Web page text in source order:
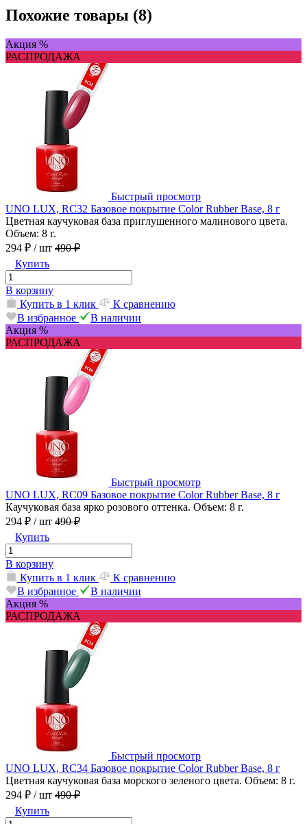
Похожие товары (8)
Акция %
РАСПРОДАЖА
Быстрый просмотр
UNO LUX, RC32 Базовое покрытие Color Rubber Base, 8 г
Цветная каучуковая база приглушенного малинового цвета.
Объем: 8 г.
294 ₽ / шт 490 ₽
Купить
В корзину
Купить в 1 клик
К сравнению
В избранное
В наличии
Акция %
РАСПРОДАЖА
Быстрый просмотр
UNO LUX, RC09 Базовое покрытие Color Rubber Base, 8 г
Каучуковая база ярко розового оттенка. Объем: 8 г.
294 ₽ / шт 490 ₽
Купить
В корзину
Купить в 1 клик
К сравнению
В избранное
В наличии
Акция %
РАСПРОДАЖА
Быстрый просмотр
UNO LUX, RC34 Базовое покрытие Color Rubber Base, 8 г
Цветная каучуковая база морского зеленого цвета. Объем: 8 г.
294 ₽ / шт 490 ₽
Купить